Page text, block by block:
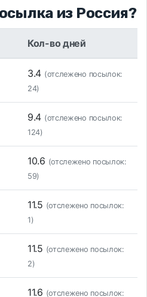
из Россия?
Кол-во дней
3.4 (отслежено посылок:
24)
9.4 (отслежено посылок:
124)
10.6 (отслежено посылок:
59)
11.5 (отслежено посылок:
1)
11.5 (отслежено посылок:
2)
11.6 (отслежено посылок: